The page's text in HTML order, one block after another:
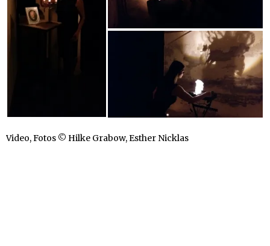
Video, Fotos © Hilke Grabow, Esther Nicklas